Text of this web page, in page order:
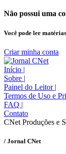
Não possui uma
Você pode ler
Criar minha conta
Início |
Sobre |
Painel do Leitor |
Termos de Uso e
FAQ |
Contato
CNet Produções e
/ Jornal CNet